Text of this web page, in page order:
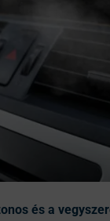
és a